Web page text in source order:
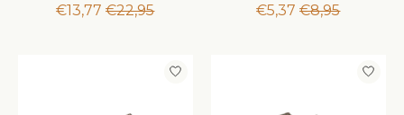
€13,77 €22,95
€5,37 €8,95